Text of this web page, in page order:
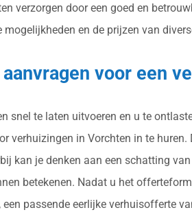
verzorgen door een goed en
en de prijzen van
voor een
snel te laten uitvoeren en u te
verhuizingen in Vorchten in te
kan je denken aan een schatting
betekenen. Nadat u het
passende eerlijke verhuisofferte